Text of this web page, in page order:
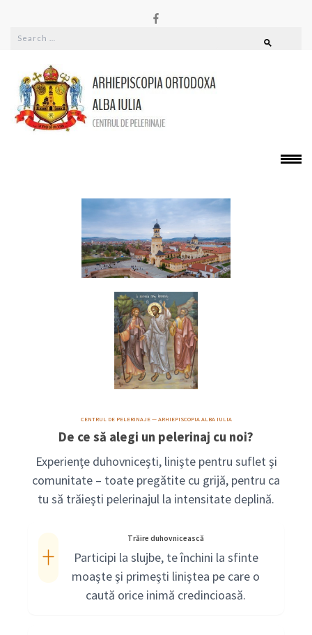
CENTRUL DE PELERINAJE — ARHIEPISCOPIA ALBA IULIA
De ce să alegi un pelerinaj cu noi?
Experienţe duhovniceşti, linişte pentru suflet şi
comunitate – toate pregătite cu grijă, pentru ca
tu să trăieşti pelerinajul la intensitate deplină.
Trăire duhovnicească
Participi la slujbe, te închini la sfinte
moaşte şi primeşti liniştea pe care o
caută orice inimă credincioasă.